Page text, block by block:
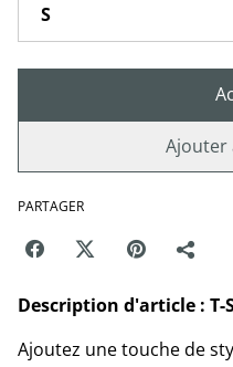
Ajouter
PARTAGER
Description d'article : T-
Ajoutez une touche de